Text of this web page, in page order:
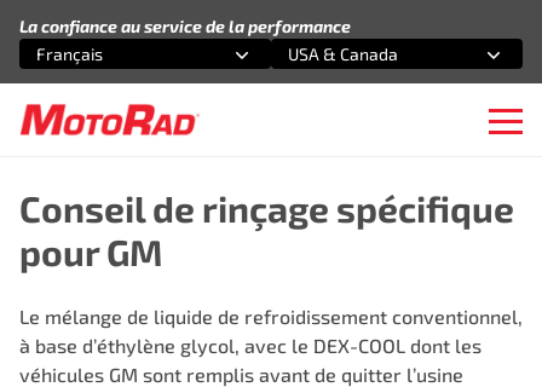
La confiance au service de la performance
Sélectionnez une option
Français
Sélectionnez une option
USA & Canada
Conseil de rinçage spécifique
pour GM
Le mélange de liquide de refroidissement conventionnel,
à base d’éthylène glycol, avec le DEX-COOL dont les
véhicules GM sont remplis avant de quitter l’usine